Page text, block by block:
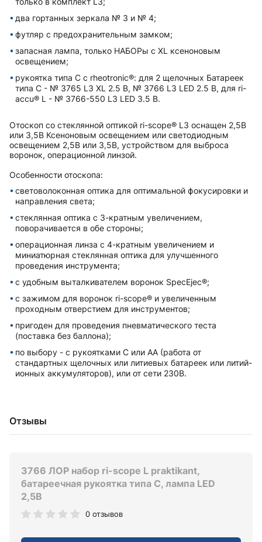
два гортанных зеркала № 3 и № 4;
футляр с предохранительным замком;
запасная лампа, только НАБОРы с XL ксеноновым
освещением;
рукоятка типа C с rheotronic®: для 2 щелочных Батареек
типа C - № 3765 L3 XL 2.5 В, № 3766 L3 LED 2.5 В, для ri-
accu® L - № 3766-550 L3 LED 3.5 В.
Отоскоп со стеклянной оптикой ri-scope® L3 оснащен 2,5В
или 3,5В Ксеноновым освещением или светодиодным
освещением 2,5В или 3,5В, устройством для выброса
воронок, операционной линзой.
Особенности отоскопа:
световолоконная оптика для оптимальной фокусировки и
направления света;
стеклянная оптика с 3-кратным увеличением,
поворачивается в обе стороны;
операционная линза с 4-кратным увеличением и
миниатюрная стеклянная оптика для улучшенного
проведения инструмента;
с удобным выталкивателем воронок SpecEjec®;
с зажимом для воронок ri-scope® и увеличенным
проходным отверстием для инструментов;
пригоден для проведения пневматического теста
(поставка без баллона);
по выбору - с рукоятками С или AA (работа от
стандартных щелочных или литиевых батареек или литий-
ионных аккумуляторов), или от сети 230В.
Отзывы
3766 ЛОР набор ri-scope L praktikant,
батареечная рукоятка типа C, лампа LED
2,5В
0 отзывов